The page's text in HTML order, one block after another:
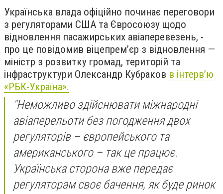
Українська влада офіційно починає переговори
з регуляторами США та Євросоюзу щодо
відновлення пасажирських авіаперевезень, -
про це повідомив віцепрем’єр з відновлення —
міністр з розвитку громад, територій та
інфраструктури Олександр Кубраков в інтерв’ю
«РБК-Україна».
"Неможливо здійснювати міжнародні
авіаперельоти без погодження двох
регуляторів – європейського та
американського – так це працює.
Українська сторона вже передає
регуляторам своє бачення, як буде ринок